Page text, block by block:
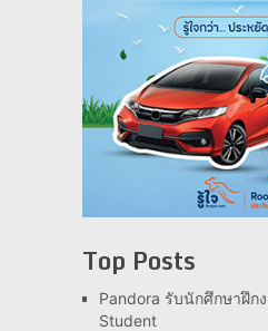
Top Posts
Pandora รับนักศึกษาฝึก
Student